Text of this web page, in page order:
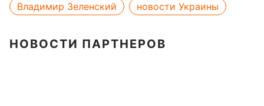
Владимир Зеленский
новости Украины
НОВОСТИ ПАРТНЕРОВ